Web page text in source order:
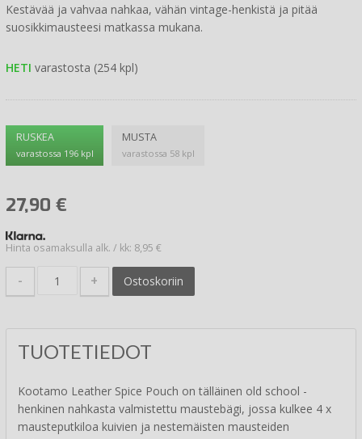
Kestävää ja vahvaa nahkaa, vähän vintage-henkistä ja pitää
suosikkimausteesi matkassa mukana.
HETI varastosta (254 kpl)
RUSKEA
varastossa 196 kpl
MUSTA
varastossa 58 kpl
27,90 €
Hinta osamaksulla alk. / kk: 8,95 €
- + Ostoskoriin
TUOTETIEDOT
Kootamo Leather Spice Pouch on tälläinen old school -
henkinen nahkasta valmistettu maustebägi, jossa kulkee 4 x
mausteputkiloa kuivien ja nestemäisten mausteiden